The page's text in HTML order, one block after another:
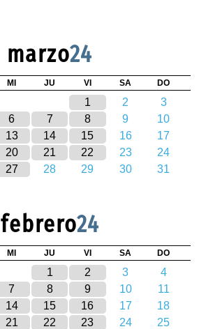
marzo24
MI JU VI SA DO
1 2
3
6 7 8 9
10
13 14 15 16
17
20 21 22 23
24
27 28 29 30 31
febrero24
MI JU VI SA DO
1 2 3
4
7 8 9 10
11
14 15 16 17
18
21 22 23 24
25